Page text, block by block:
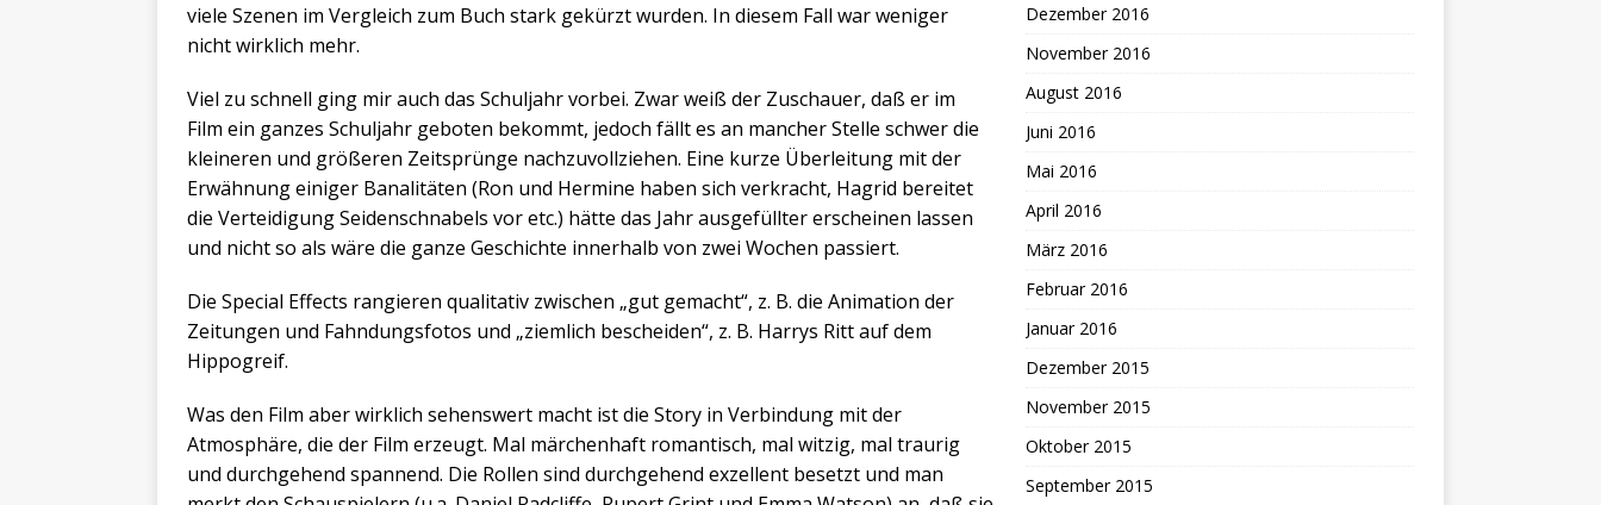
viele Szenen im Vergleich zum Buch stark gekürzt wurden. In diesem Fall war weniger
nicht wirklich mehr.
Viel zu schnell ging mir auch das Schuljahr vorbei. Zwar weiß der Zuschauer, daß er im
Film ein ganzes Schuljahr geboten bekommt, jedoch fällt es an mancher Stelle schwer die
kleineren und größeren Zeitsprünge nachzuvollziehen. Eine kurze Überleitung mit der
Erwähnung einiger Banalitäten (Ron und Hermine haben sich verkracht, Hagrid bereitet
die Verteidigung Seidenschnabels vor etc.) hätte das Jahr ausgefüllter erscheinen lassen
und nicht so als wäre die ganze Geschichte innerhalb von zwei Wochen passiert.
Die Special Effects rangieren qualitativ zwischen „gut gemacht“, z. B. die Animation der
Zeitungen und Fahndungsfotos und „ziemlich bescheiden“, z. B. Harrys Ritt auf dem
Hippogreif.
Was den Film aber wirklich sehenswert macht ist die Story in Verbindung mit der
Atmosphäre, die der Film erzeugt. Mal märchenhaft romantisch, mal witzig, mal traurig
und durchgehend spannend. Die Rollen sind durchgehend exzellent besetzt und man
Dezember 2016
November 2016
August 2016
Juni 2016
Mai 2016
April 2016
März 2016
Februar 2016
Januar 2016
Dezember 2015
November 2015
Oktober 2015
September 2015